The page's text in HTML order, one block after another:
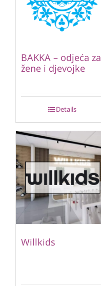
BAKKA – odjeća za
žene i djevojke
Details
Willkids